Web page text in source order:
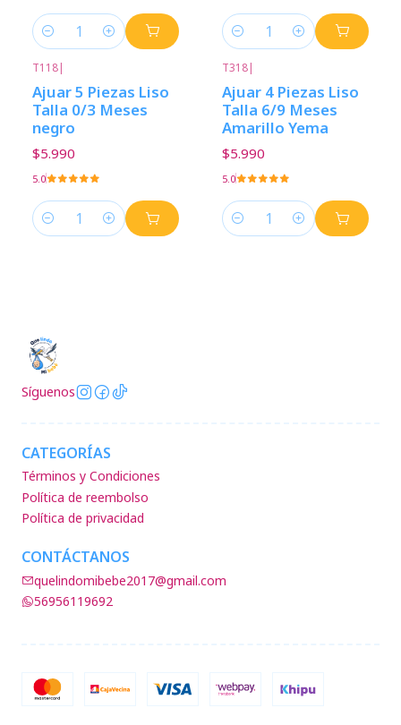
Cantidad Cantidad
T118|
Ajuar 5 Piezas Liso
Talla 0/3 Meses
negro
$5.990
5.0
Cantidad
T318|
Ajuar 4 Piezas Liso
Talla 6/9 Meses
Amarillo Yema
$5.990
5.0
Cantidad
Síguenos
CATEGORÍAS
Términos y Condiciones
Política de reembolso
Política de privacidad
CONTÁCTANOS
quelindomibebe2017@gmail.com
56956119692